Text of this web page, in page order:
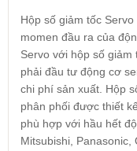
Hộp số giảm tốc
momen đầu ra của
Servo với hộp số
phải đầu tư động cơ
chi phí sản xuất. Hộp
phân phối được thiết
phù hợp với hầu hết
Mitsubishi,